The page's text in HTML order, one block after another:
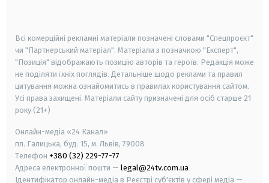
Всі комерційні рекламні матеріали позначені словами "Спецпроєкт"
чи "Партнерський матеріал". Матеріали з позначкою "Експерт",
"Позиція" відображають позицію авторів та героїв. Редакція може
не поділяти їхніх поглядів. Детальніше щодо реклами та правил
цитування можна ознайомитись в правилах користування сайтом.
Усі права захищені. Матеріали сайту призначені для осіб старше 21
року (21+)
Онлайн-медіа «24 Канал»
пл. Галицька, буд. 15, м. Львів, 79008
Телефон +380 (32) 229-77-77
Адреса електронної пошти — legal@24tv.com.ua
Ідентифікатор онлайн-медіа в Реєстрі суб'єктів у сфері медіа —